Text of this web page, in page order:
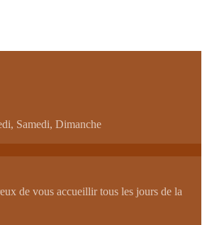
Samedi, Dimanche
de vous accueillir tous les jours de la